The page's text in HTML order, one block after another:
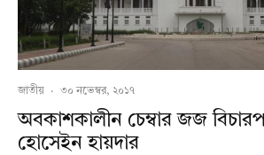
জাতীয় · ৩০ নভেম্বর, ২০১৭
অবকাশকালীন চেম্বার জজ
হোসেইন হায়দার